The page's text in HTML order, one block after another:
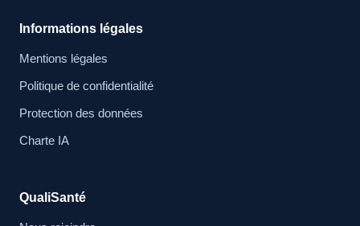
Informations légales
Mentions légales
Politique de confidentialité
Protection des données
Charte IA
QualiSanté